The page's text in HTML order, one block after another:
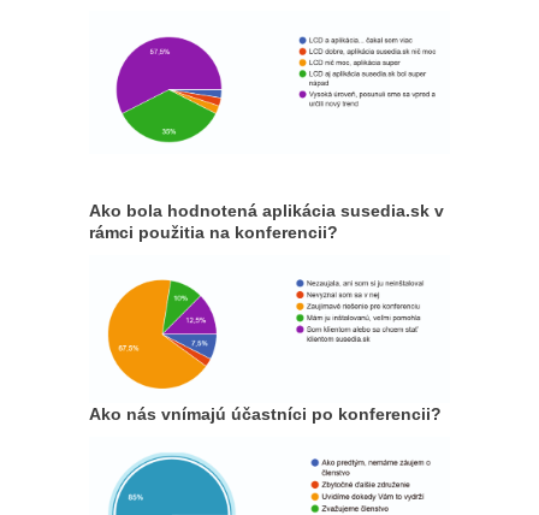
Ako bola hodnotená aplikácia susedia.sk v
rámci použitia na konferencii?
Ako nás vnímajú účastníci po konferencii?